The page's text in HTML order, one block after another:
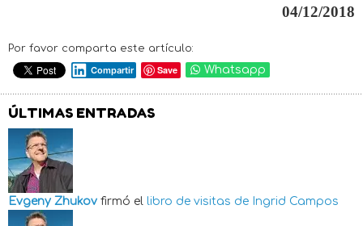
04/12/2018
Por favor comparta este artículo:
Compartir
Save Whatsapp
ÚLTIMAS ENTRADAS
Evgeny Zhukov firmó el libro de visitas de Ingrid Campos